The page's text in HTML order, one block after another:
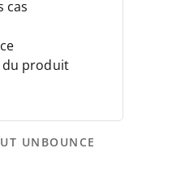
cas
du produit
UNBOUNCE